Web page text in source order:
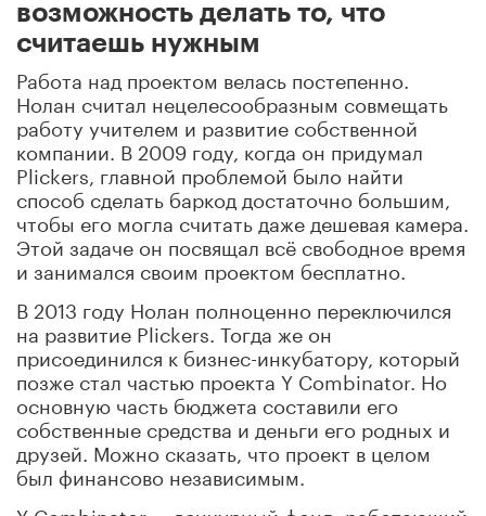
возможность делать то, что
считаешь нужным
Работа над проектом велась постепенно.
Нолан считал нецелесообразным совмещать
работу учителем и развитие собственной
компании. В 2009 году, когда он придумал
Plickers, главной проблемой было найти
способ сделать баркод достаточно большим,
чтобы его могла считать даже дешевая камера.
Этой задаче он посвящал всё свободное время
и занимался своим проектом бесплатно.
В 2013 году Нолан полноценно переключился
на развитие Plickers. Тогда же он
присоединился к бизнес-инкубатору, который
позже стал частью проекта Y Combinator. Но
основную часть бюджета составили его
собственные средства и деньги его родных и
друзей. Можно сказать, что проект в целом
был финансово независимым.